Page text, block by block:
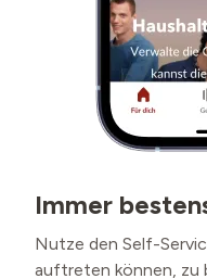
Immer
Nutze den Self-
auftreten können, zu